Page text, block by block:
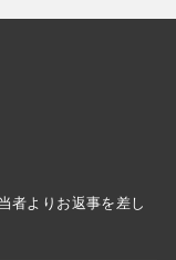
者よりお返事を差し